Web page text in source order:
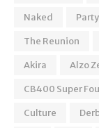
Naked
Party
The Reunion
Akira
Alzo
CB400 Super
Culture